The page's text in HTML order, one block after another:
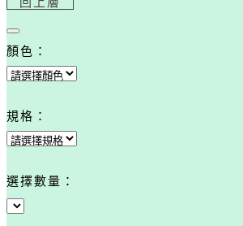
顏色：
規格：
選擇數量：